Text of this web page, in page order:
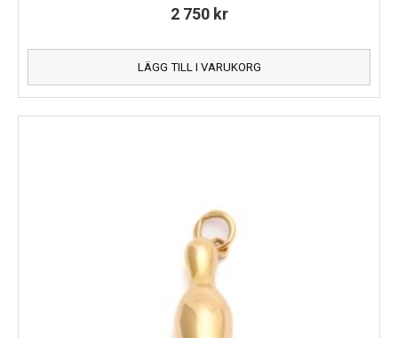
2 750 kr
LÄGG TILL I VARUKORG